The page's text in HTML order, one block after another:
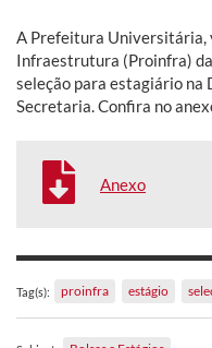
A Prefeitura Universitária,
Infraestrutura (Proinfra)
seleção para estagiário na
Secretaria. Confira no
Anexo
Tag(s): proinfra estágio